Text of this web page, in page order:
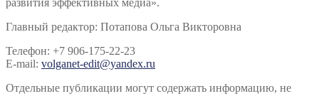
Главный редактор: Потапова Ольга Викторовна
Телефон: +7 906-175-22-23
E-mail: volganet-edit@yandex.ru
Отдельные публикации могут содержать информацию, не